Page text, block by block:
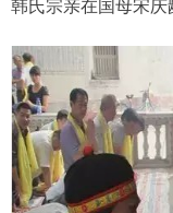
韩氏宗亲在国母宋庆